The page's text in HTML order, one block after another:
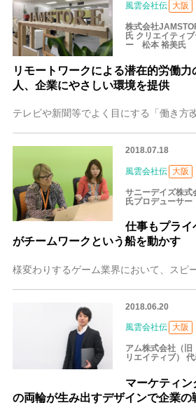
風雲会社伝 大阪
株式会社
氏 クリエイティ
ー 松本 裕美氏
リモートワークによる潜在的労働力
人、企業にやさしい環境を提供
2018.07.18
風雲会社伝 大阪
サニーデイズ株
氏プロデューサ
仕事もプライ
がチームワークという船を動かす
2018.06.20
風雲会社伝 大阪
アム株式会社（旧
リエイティブ）
マーケティ
の両輪が生み出すデザインで企業の